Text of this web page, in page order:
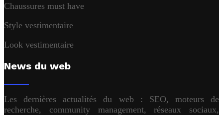
Chaussures must have
Style vestimentaire
Look vestimentaire
News du web
Les dernières actualités du web : SEO, moteurs de
recherche, community management, réseaux sociaux,